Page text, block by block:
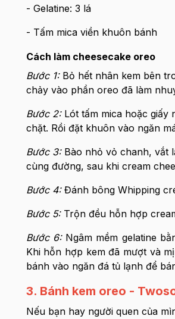
- Gelatine: 3 lá
- Tấm mica viền khuôn bánh
Cách làm cheesecake oreo
Bước 1:Bỏ hết nhân kem bên
chảy vào phần oreo đã làm
Bước 2:Lót tấm mica hoặc giấy
chặt. Rồi đặt khuôn vào ngăn
Bước 3:Bào nhỏ vỏ chanh, vắt
cùng đường, sau khi cream
Bước 4:Đánh bông Whipping
Bước 5:Trộn đều hỗn hợp
Bước 6:Ngâm mềm gelatine
Khi hỗn hợp kem đã mượt và
bánh vào ngăn đá tủ lạnh để
3. Bánh kem oreo -
Nếu bạn hay người quen của